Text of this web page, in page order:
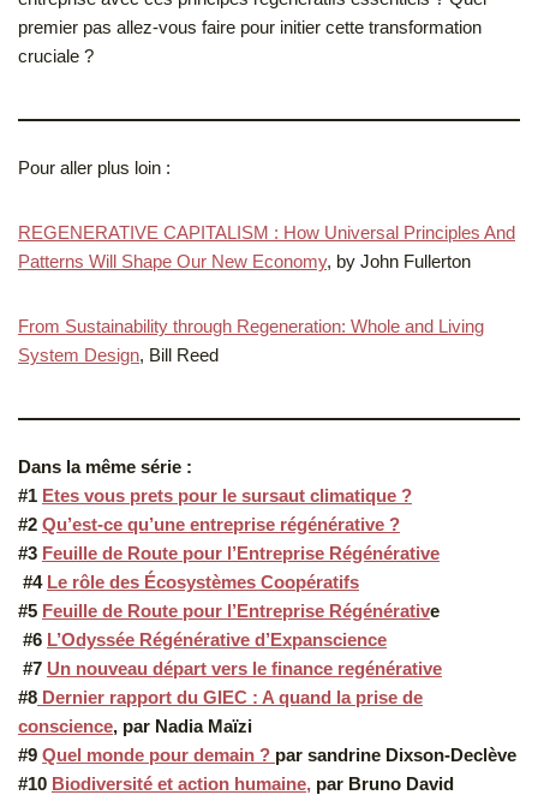
premier pas allez-vous faire pour initier cette transformation
cruciale ?
Pour aller plus loin :
REGENERATIVE CAPITALISM : How Universal Principles And
Patterns Will Shape Our New Economy, by John Fullerton
From Sustainability through Regeneration: Whole and Living
System Design, Bill Reed
Dans la même série :
#1 Etes vous prets pour le sursaut climatique ?
#2 Qu’est-ce qu’une entreprise régénérative ?
#3 Feuille de Route pour l’Entreprise Régénérative
#4 Le rôle des Écosystèmes Coopératifs
#5 Feuille de Route pour l’Entreprise Régénérative
#6 L’Odyssée Régénérative d’Expanscience
#7 Un nouveau départ vers le finance regénérative
#8 Dernier rapport du GIEC : A quand la prise de
conscience, par Nadia Maïzi
#9 Quel monde pour demain ? par sandrine Dixson-Declève
#10 Biodiversité et action humaine, par Bruno David